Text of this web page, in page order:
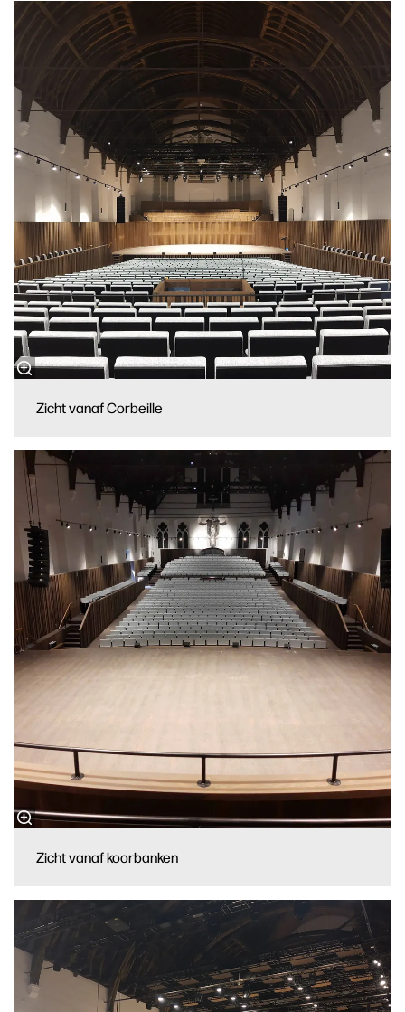
Zicht vanaf Corbeille
Zicht vanaf koorbanken